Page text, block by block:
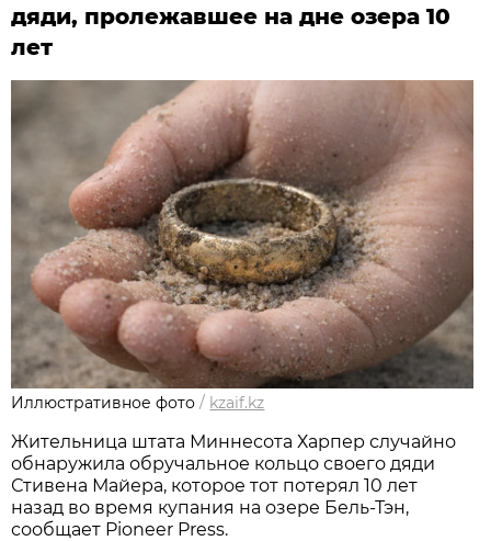
дяди, пролежавшее на дне озера 10
лет
Иллюстративное фото / kzaif.kz
Жительница штата Миннесота Харпер случайно
обнаружила обручальное кольцо своего дяди
Стивена Майера, которое тот потерял 10 лет
назад во время купания на озере Бель-Тэн,
сообщает Pioneer Press.